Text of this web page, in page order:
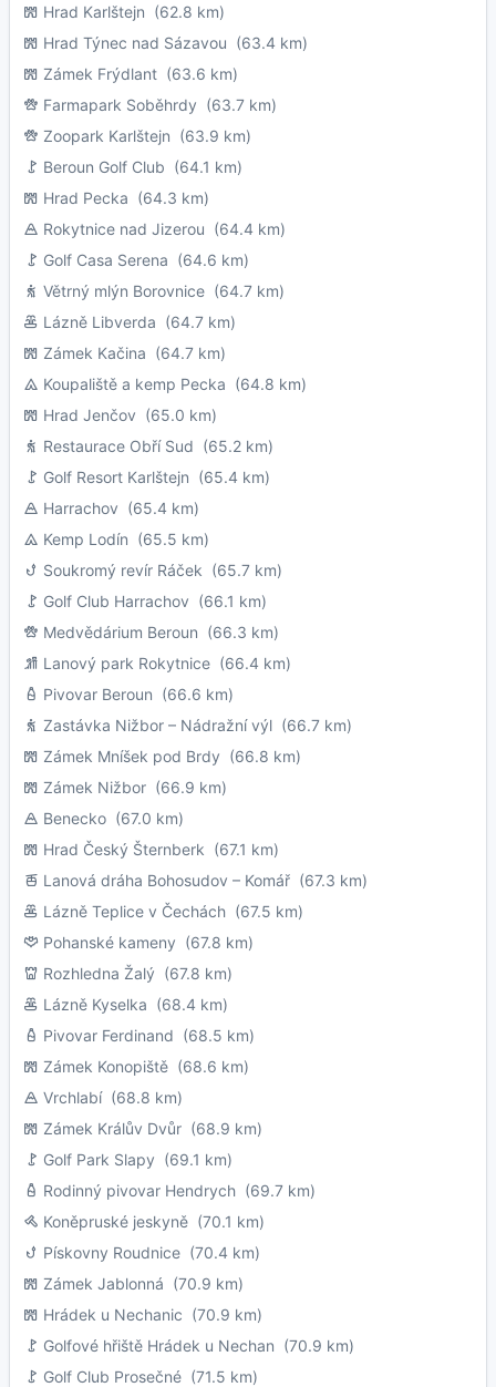
Hrad Karlštejn (62.8 km)
Hrad Týnec nad Sázavou (63.4 km)
Zámek Frýdlant (63.6 km)
Farmapark Soběhrdy (63.7 km)
Zoopark Karlštejn (63.9 km)
Beroun Golf Club (64.1 km)
Hrad Pecka (64.3 km)
Rokytnice nad Jizerou (64.4 km)
Golf Casa Serena (64.6 km)
Větrný mlýn Borovnice (64.7 km)
Lázně Libverda (64.7 km)
Zámek Kačina (64.7 km)
Koupaliště a kemp Pecka (64.8 km)
Hrad Jenčov (65.0 km)
Restaurace Obří Sud (65.2 km)
Golf Resort Karlštejn (65.4 km)
Harrachov (65.4 km)
Kemp Lodín (65.5 km)
Soukromý revír Ráček (65.7 km)
Golf Club Harrachov (66.1 km)
Medvědárium Beroun (66.3 km)
Lanový park Rokytnice (66.4 km)
Pivovar Beroun (66.6 km)
Zastávka Nižbor – Nádražní výl (66.7 km)
Zámek Mníšek pod Brdy (66.8 km)
Zámek Nižbor (66.9 km)
Benecko (67.0 km)
Hrad Český Šternberk (67.1 km)
Lanová dráha Bohosudov – Komář (67.3 km)
Lázně Teplice v Čechách (67.5 km)
Pohanské kameny (67.8 km)
Rozhledna Žalý (67.8 km)
Lázně Kyselka (68.4 km)
Pivovar Ferdinand (68.5 km)
Zámek Konopiště (68.6 km)
Vrchlabí(68.8 km)
Zámek Králův Dvůr (68.9 km)
Golf Park Slapy (69.1 km)
Rodinný pivovar Hendrych (69.7 km)
Koněpruské jeskyně (70.1 km)
Pískovny Roudnice (70.4 km)
Zámek Jablonná (70.9 km)
Hrádek u Nechanic (70.9 km)
Golfové hřiště Hrádek u Nechan (70.9 km)
Golf Club Prosečné (71.5 km)